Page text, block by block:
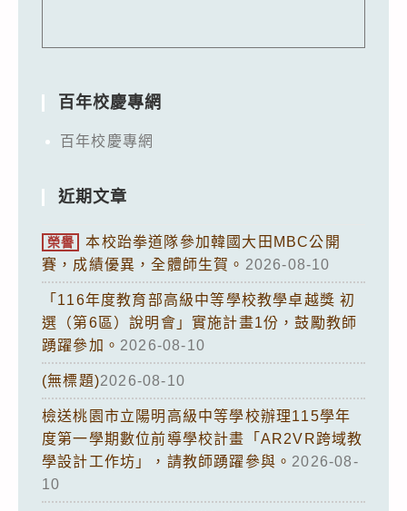
百年校慶專網
百年校慶專網
近期文章
榮譽
本校跆拳道隊參加韓國大田MBC公開
賽，成績優異，全體師生賀。 2026-08-10
「116年度教育部高級中等學校教學卓越獎 初
選（第6區）說明會」實施計畫1份，鼓勵教師
踴躍參加。 2026-08-10
(無標題)2026-08-10
檢送桃園市立陽明高級中等學校辦理115學年
度第一學期數位前導學校計畫「AR2VR跨域教
學設計工作坊」，請教師踴躍參與。 2026-08-
10